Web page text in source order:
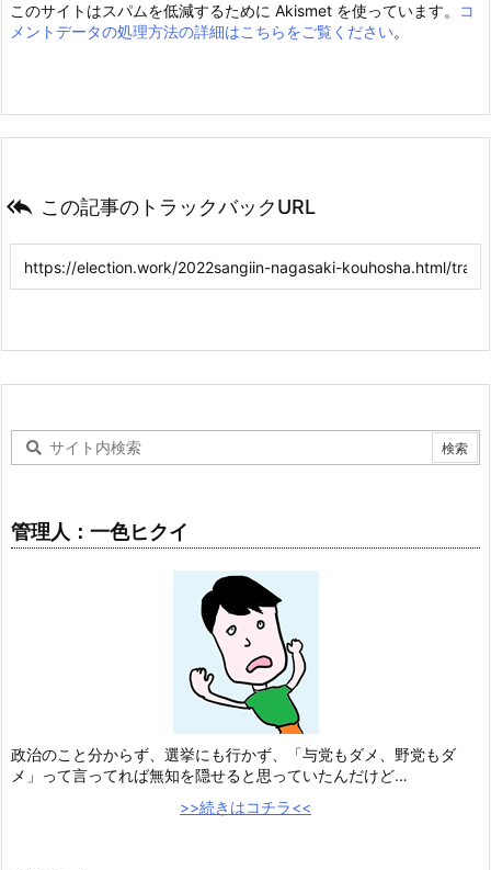
このサイトはスパムを低減するために Akismet を使っています。
コ
メントデータの処理方法の詳細はこちらをご覧ください。
 この記事のトラックバックURL
管理人：一色ヒクイ
政治のこと分からず、選挙にも行かず、「与党もダメ、野党もダ
メ」って言ってれば無知を隠せると思っていたんだけど…
>>続きはコチラ<<